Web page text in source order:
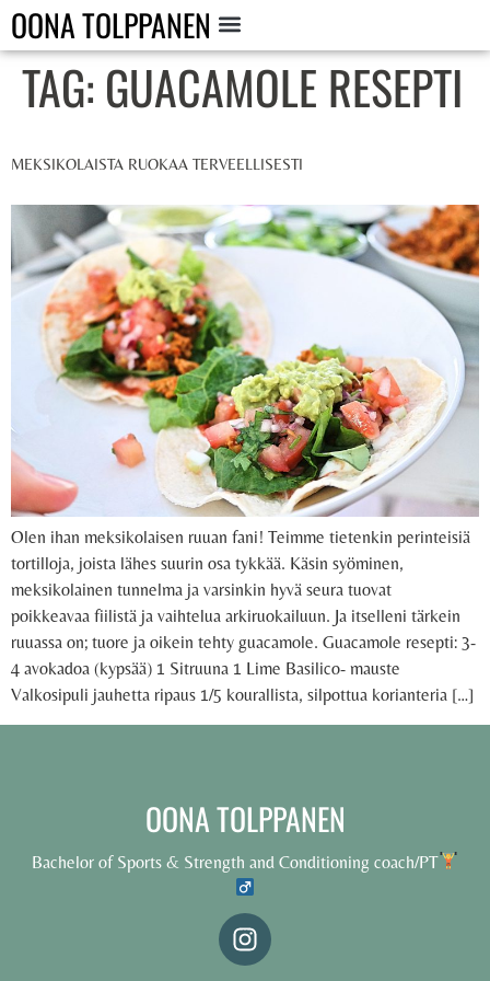
OONA TOLPPANEN
TAG: GUACAMOLE RESEPTI
MEKSIKOLAISTA RUOKAA TERVEELLISESTI
Olen ihan meksikolaisen ruuan fani! Teimme tietenkin perinteisiä
tortilloja, joista lähes suurin osa tykkää. Käsin syöminen,
meksikolainen tunnelma ja varsinkin hyvä seura tuovat
poikkeavaa fiilistä ja vaihtelua arkiruokailuun. Ja itselleni tärkein
ruuassa on; tuore ja oikein tehty guacamole. Guacamole resepti: 3-
4 avokadoa (kypsää) 1 Sitruuna 1 Lime Basilico- mauste
Valkosipuli jauhetta ripaus 1/5 kourallista, silpottua korianteria […]
OONA TOLPPANEN
Bachelor of Sports & Strength and Conditioning coach/PT